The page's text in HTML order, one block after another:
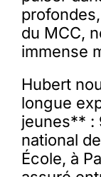
du MCC,
immense
Hubert
longue
jeunes** :
national
École, à